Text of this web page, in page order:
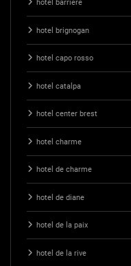
hotel barriere
hotel brignogan
hotel capo rosso
hotel catalpa
hotel center brest
hotel charme
hotel de charme
hotel de diane
hotel de la paix
hotel de la rive